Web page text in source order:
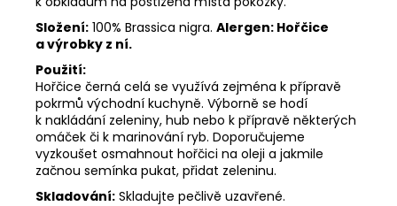
Složení: 100% Brassica nigra. Alergen: Hořčice
a výrobky z ní.
Použití:
Hořčice černá celá se využívá zejména k přípravě
pokrmů východní kuchyně. Výborně se hodí
k nakládání zeleniny, hub nebo k přípravě některých
omáček či k marinování ryb. Doporučujeme
vyzkoušet osmahnout hořčici na oleji a jakmile
začnou semínka pukat, přidat zeleninu.
Skladování: Skladujte pečlivě uzavřené.